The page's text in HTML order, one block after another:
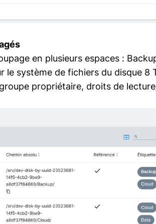
en plusieurs espaces :
le système de fichiers du disque 8
propriétaire, droits de